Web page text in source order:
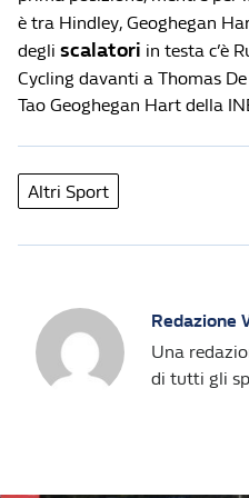
è tra Hindley, Geoghegan
degli scalatori in testa c’è
Cycling davanti a Thomas
Tao Geoghegan Hart della
Altri Sport
Redazione
Una
di tutti gli